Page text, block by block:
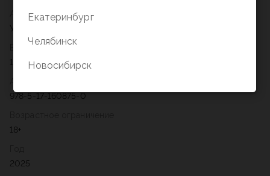
Автор
Уолтер Айзексон
1,010
978-5-17-160875-0
18+
2025
Екатеринбург
Челябинск
Новосибирск